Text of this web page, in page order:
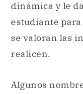
Algunos
se conocen son
marcados